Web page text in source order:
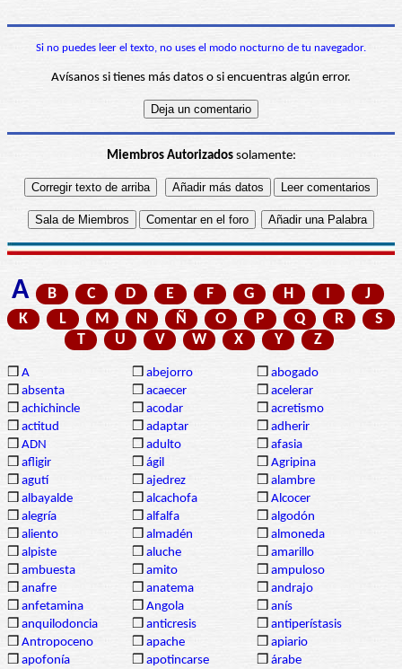
Si no puedes leer el texto, no uses el modo nocturno de tu navegador.
Avísanos si tienes más datos o si encuentras algún error.
Miembros Autorizadossolamente:
A B C D E F G H I
J
K
L M N Ñ O P Q R
S
T
U V W X Y Z
❒ A ❒ abejorro ❒ abogado
❒ absenta ❒ acaecer ❒ acelerar
❒ achichincle ❒ acodar ❒ acretismo
❒ actitud ❒ adaptar ❒ adherir
❒ ADN ❒ adulto ❒ afasia
❒ afligir ❒ ágil ❒ Agripina
❒ agutí ❒ ajedrez ❒ alambre
❒ albayalde ❒ alcachofa ❒ Alcocer
❒ alegría ❒ alfalfa ❒ algodón
❒ aliento ❒ almadén ❒ almoneda
❒ alpiste ❒ aluche ❒ amarillo
❒ ambuesta ❒ amito ❒ ampuloso
❒ anafre ❒ anatema ❒ andrajo
❒ anfetamina ❒ Angola ❒ anís
❒ anquilodoncia ❒ anticresis ❒ antiperístasis
❒ Antropoceno ❒ apache ❒ apiario
❒ apofonía ❒ apotincarse ❒ árabe